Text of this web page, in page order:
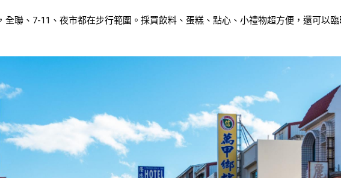
全聯、7-11、夜市都在步行範圍。採買飲料、蛋糕、點心、小禮物超方便，還可以